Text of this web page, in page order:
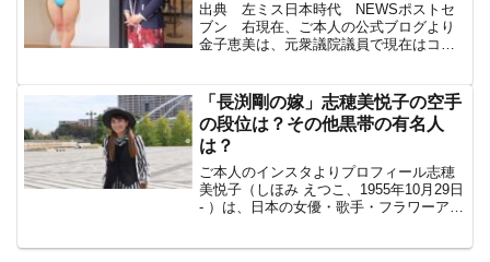
出典 左ミス日本時代 NEWSポストセ
ブン 右現在、ご本人の公式ブログより
金子恵美は、元衆議院議員で現在はコメ
と知性を兼ね備えた女性として多くの人
から支持されている...
「長渕剛の嫁」志穂美悦子の空手
の段位は？その他黒帯の有名人
は？
ご本人のインスタよりプロフィール志穂
美悦子（しほみ えつこ、1955年10月29日
- ）は、日本の女優・歌手・フラワーアー